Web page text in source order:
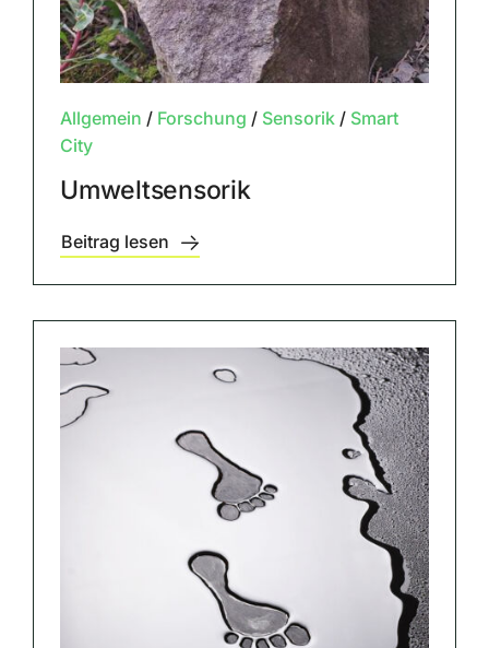
Allgemein / Forschung / Sensorik/ Smart
City
Umweltsensorik
Beitrag lesen